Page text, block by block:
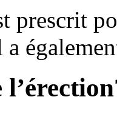
prescrit